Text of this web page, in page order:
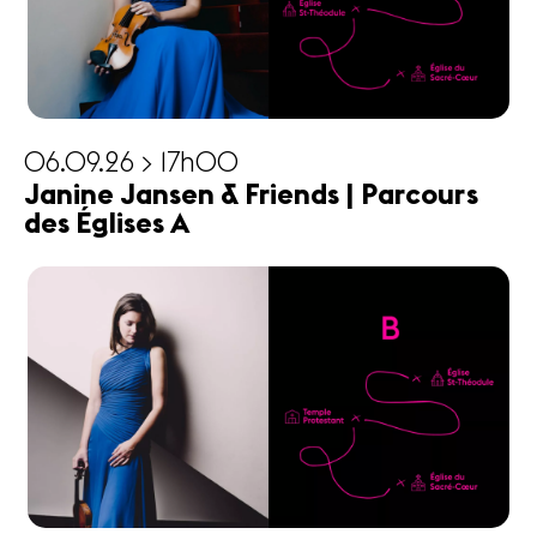
06.09.26 > 17h00
Janine Jansen & Friends | Parcours
des Églises A